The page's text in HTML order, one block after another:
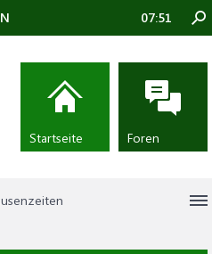
07:51
Startseite Foren